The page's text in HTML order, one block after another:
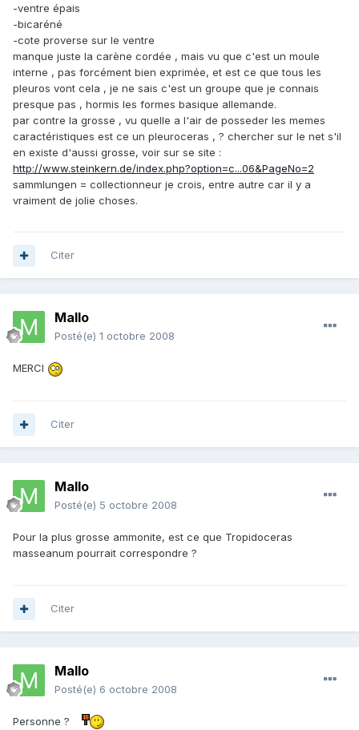
-ventre épais
-bicaréné
-cote proverse sur le ventre
manque juste la carène cordée , mais vu que c'est un moule
interne , pas forcément bien exprimée, et est ce que tous les
pleuros vont cela , je ne sais c'est un groupe que je connais
presque pas , hormis les formes basique allemande.
par contre la grosse , vu quelle a l'air de posseder les memes
caractéristiques est ce un pleuroceras , ? chercher sur le net s'il
en existe d'aussi grosse, voir sur se site :
http://www.steinkern.de/index.php?option=c...06&PageNo=2
sammlungen = collectionneur je crois, entre autre car il y a
vraiment de jolie choses.
Citer
Mallo
Posté(e) 1 octobre 2008
MERCI
Citer
Mallo
Posté(e) 5 octobre 2008
Pour la plus grosse ammonite, est ce que Tropidoceras
masseanum pourrait correspondre ?
Citer
Mallo
Posté(e) 6 octobre 2008
Personne ?